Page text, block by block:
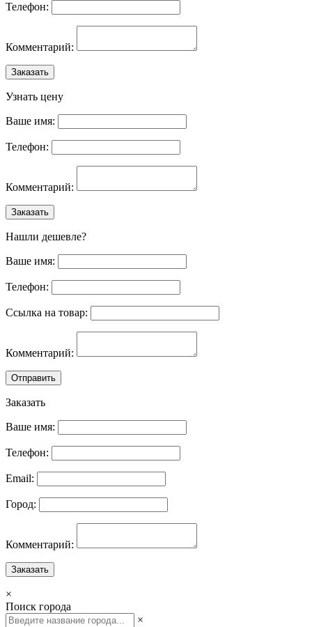
Телефон:
Комментарий:
Заказать
Узнать цену
Ваше имя:
Телефон:
Комментарий:
Заказать
Нашли дешевле?
Ваше имя:
Телефон:
Ссылка на товар:
Комментарий:
Отправить
Заказать
Ваше имя:
Телефон:
Email:
Город:
Комментарий:
Заказать
×
Поиск города
×